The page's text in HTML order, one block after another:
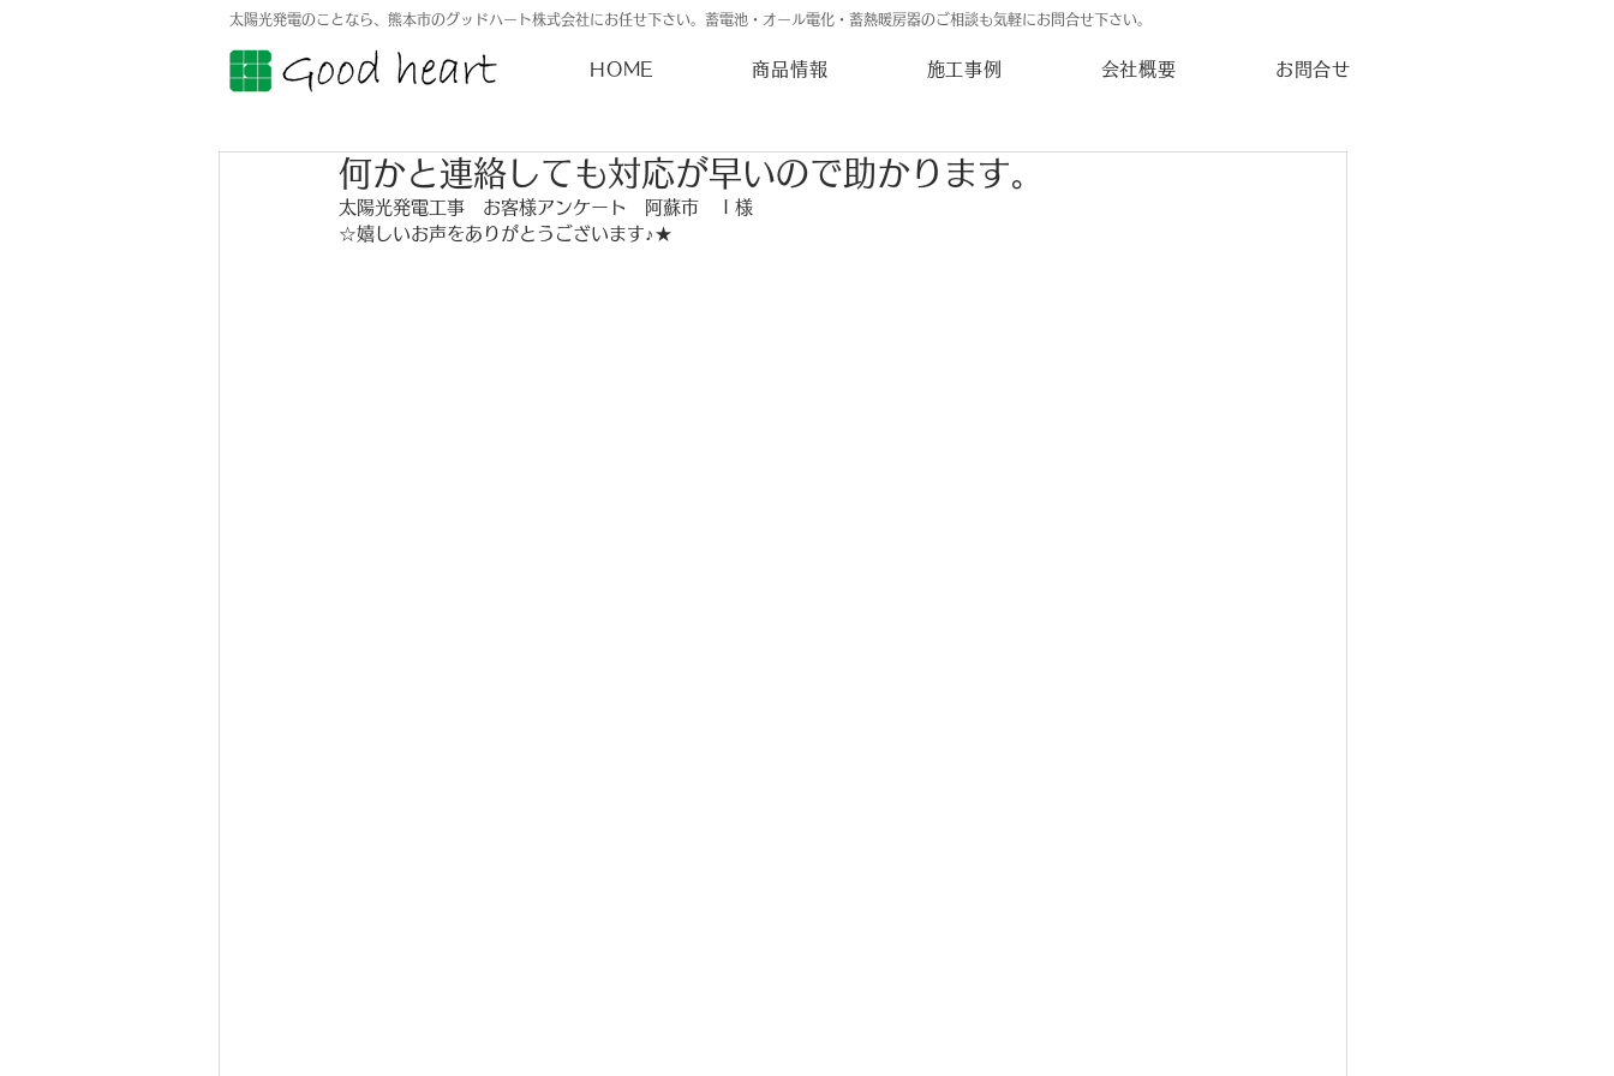
太陽光発電のことなら、熊本市のグッドハート株式会社にお任せ下さい。蓄電池・オール電化・蓄熱暖房器のご相談も気軽にお問合せ下さい。
HOME 商品情報 施工事例 会社概要 お問合せ
何かと連絡しても対応が早いので助かります。
太陽光発電工事　お客様アンケート　阿蘇市　Ｉ様
☆嬉しいお声をありがとうございます♪★